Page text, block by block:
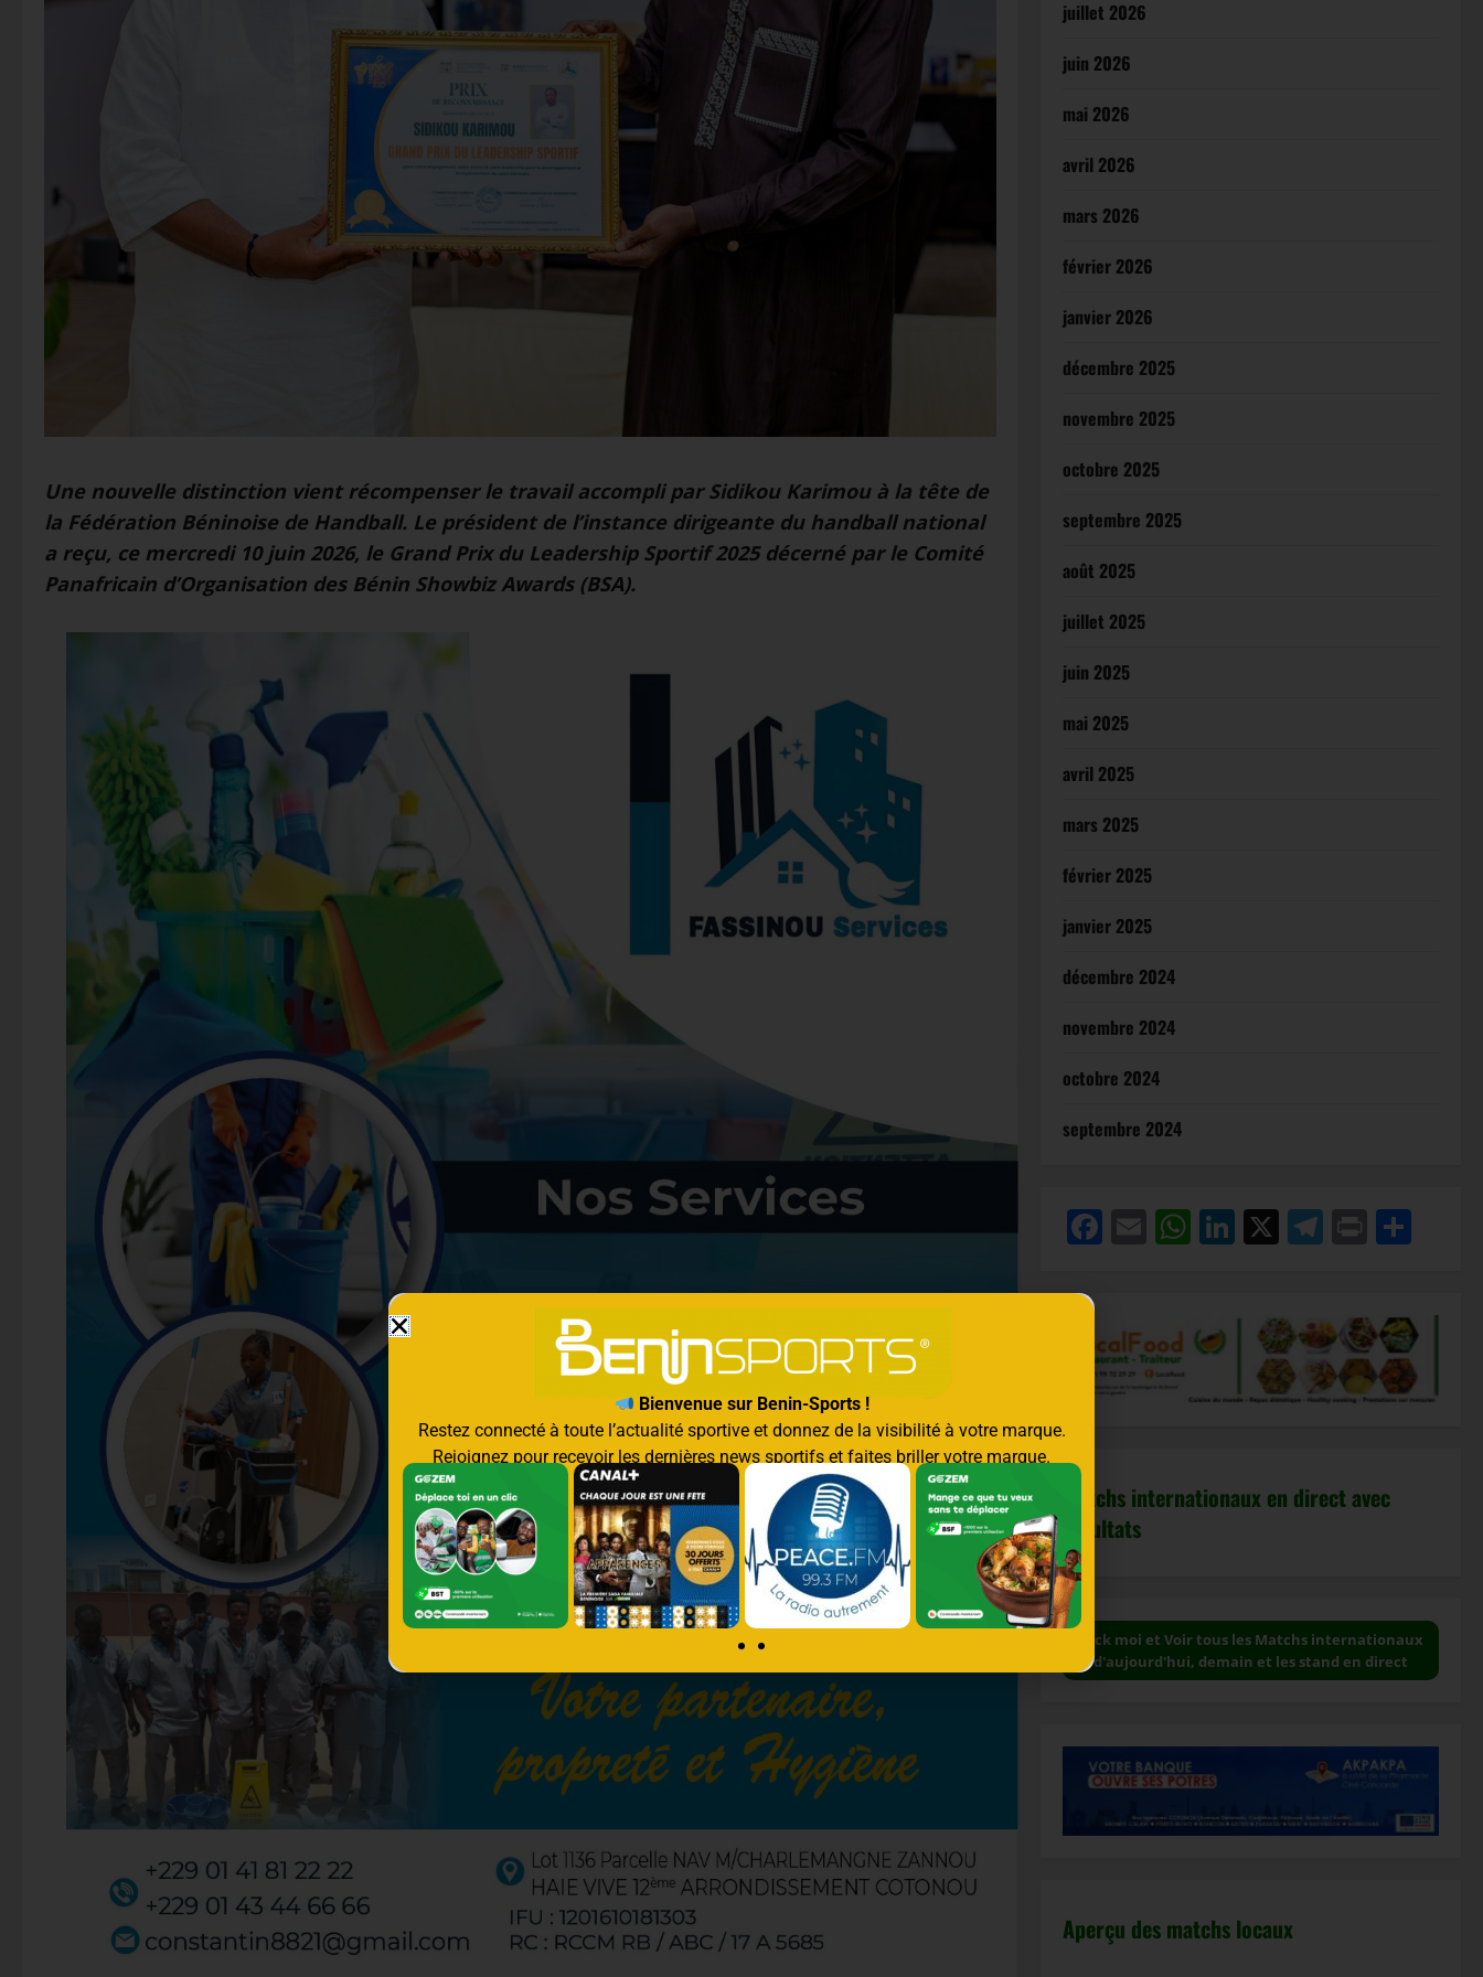
Une nouvelle distinction vient récompenser le travail accompli par Sidikou Karimou à la tête de
la Fédération Béninoise de Handball. Le président de l’instance dirigeante du handball national
a reçu, ce mercredi 10 juin 2026, le Grand Prix du Leadership Sportif 2025 décerné par le Comité
Panafricain d’Organisation des Bénin Showbiz Awards (BSA).
juillet 2026
juin 2026
mai 2026
avril 2026
mars 2026
février 2026
janvier 2026
décembre 2025
novembre 2025
octobre 2025
septembre 2025
août 2025
juillet 2025
juin 2025
mai 2025
avril 2025
mars 2025
février 2025
janvier 2025
décembre 2024
novembre 2024
octobre 2024
septembre 2024
Facebook
EmailWhatsApp
LinkedIn
X Telegram
Print
Matchs internationaux en direct avec
résultats
Click moi et Voir tous les Matchs internationaux
d'aujourd'hui, demain et les stand en direct
Aperçu des matchs locaux
Bienvenue sur Benin-Sports !
Restez connecté à toute l’actualité sportive et donnez de la visibilité à votre marque.
Rejoignez pour recevoir les dernières news sportifs et faites briller votre marque.